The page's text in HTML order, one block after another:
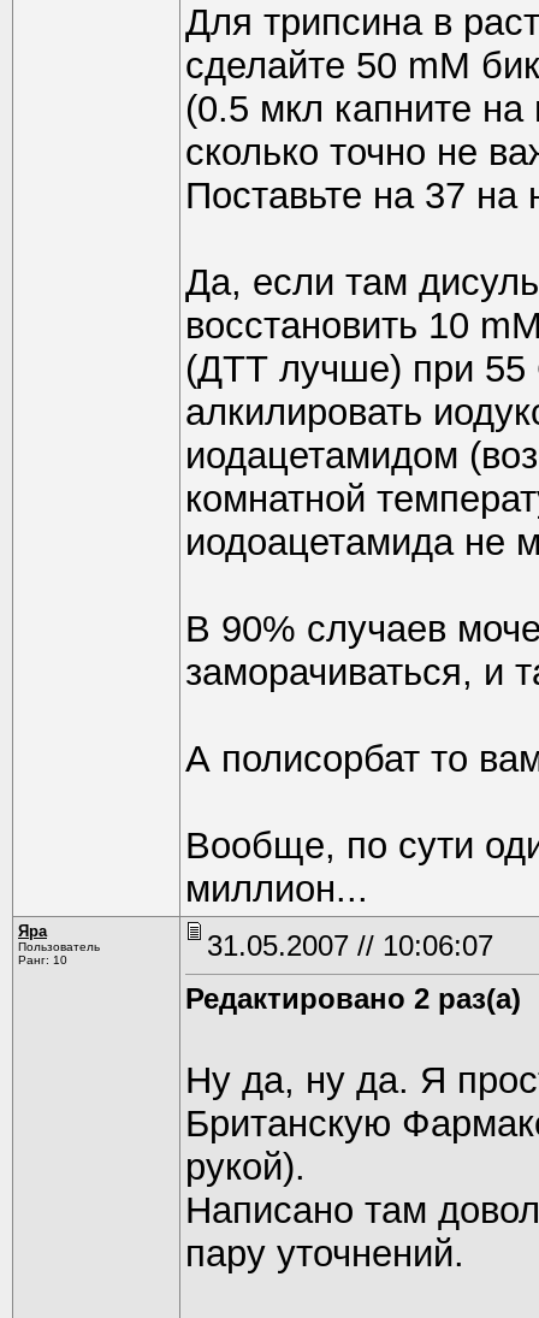
Для трипсина в
сделайте 50 mM
(0.5 мкл капните
сколько точно не
Поставьте на 37 на
Да, если там
восстановить 10
(ДТТ лучше) при 55
алкилировать
иодацетамидом
комнатной
иодоацетамида не
В 90% случаев
заморачиваться, и
А полисорбат то
Вообще, по сути
миллион...
Яра
Пользователь
Ранг: 10
31.05.2007 // 10:06:07
Редактировано 2 раз(а)
Ну да, ну да. Я
Британскую
рукой).
Написано там
пару уточнений.